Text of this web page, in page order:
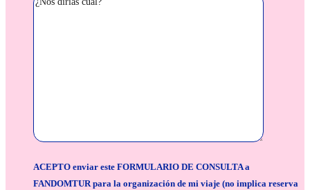
ACEPTO enviar este FORMULARIO DE CONSULTA a
FANDOMTUR para la organización de mi viaje (no implica reserva